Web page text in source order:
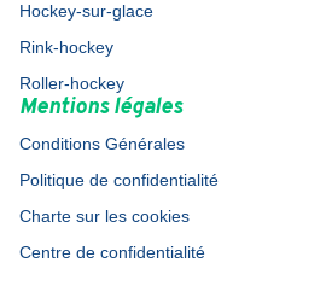
Hockey-sur-glace
Rink-hockey
Roller-hockey
Mentions légales
Conditions Générales
Politique de confidentialité
Charte sur les cookies
Centre de confidentialité